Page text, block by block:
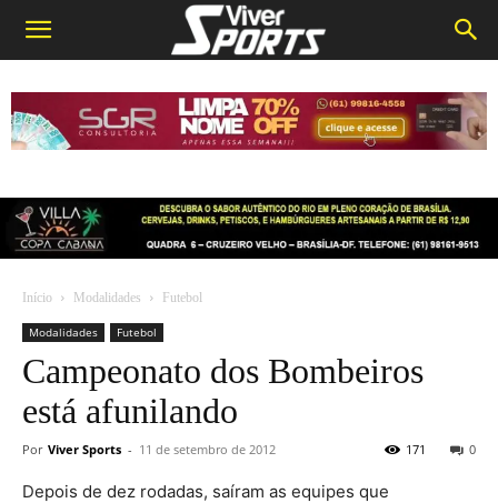
Início Modalidades Futebol
Modalidades Futebol
Campeonato dos Bombeiros
está afunilando
Por Viver Sports - 11 de setembro de 2012 0
171
Depois de dez rodadas, saíram as equipes que